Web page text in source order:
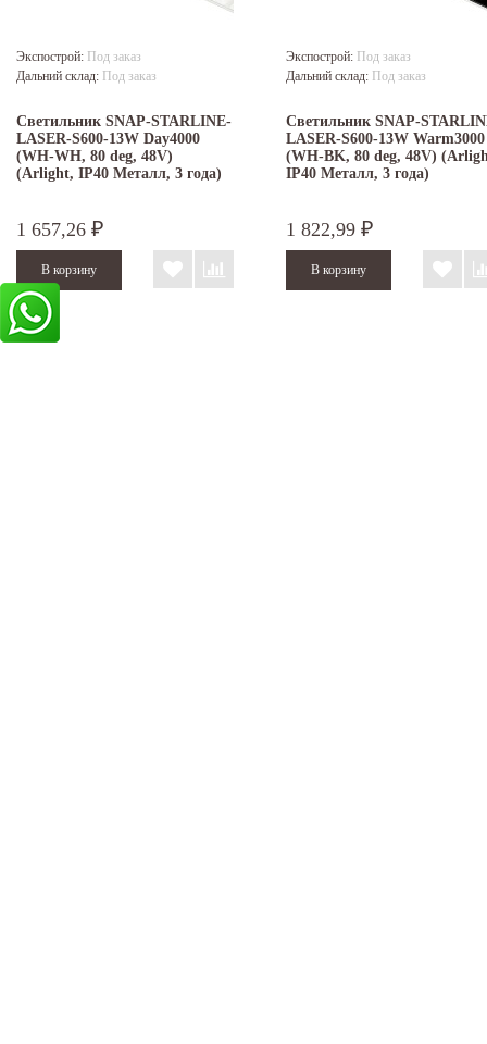
Экспострой: Под заказ
Дальний склад: Под заказ
Светильник SNAP-STARLINE-
LASER-S600-13W Day4000
(WH-WH, 80 deg, 48V)
(Arlight, IP40 Металл, 3 года)
1 657,26 ₽
Экспострой: Под заказ
Дальний склад: Под заказ
Светильник SNAP-
LASER-S600-13W Warm3000
(WH-BK, 80 deg, 48V)
IP40 Металл, 3 года)
1 822,99 ₽